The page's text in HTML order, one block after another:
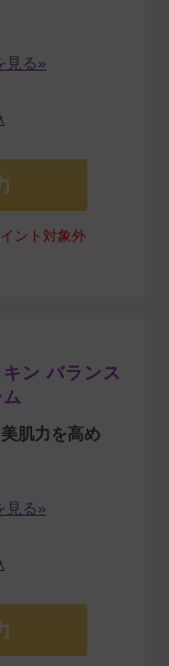
見る»
ント対象外
ン バランス
肌力を高め
見る»